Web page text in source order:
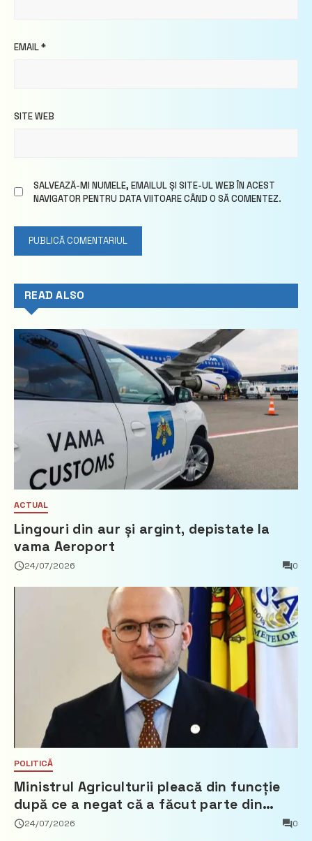
EMAIL*
SITE WEB
SALVEAZĂ-MI NUMELE, EMAILUL ȘI SITE-UL WEB ÎN ACEST
NAVIGATOR PENTRU DATA VIITOARE CÂND O SĂ COMENTEZ.
READ ALSO
ACTUAL
Lingouri din aur și argint, depistate la
vama Aeroport
24/07/2026 0
POLITICĂ
Ministrul Agriculturii pleacă din funcție
după ce a negat că a făcut parte din
Partidul Democrat
24/07/2026 0